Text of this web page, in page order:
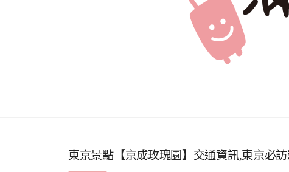
東京景點【京成玫瑰園】交通資訊,東京必